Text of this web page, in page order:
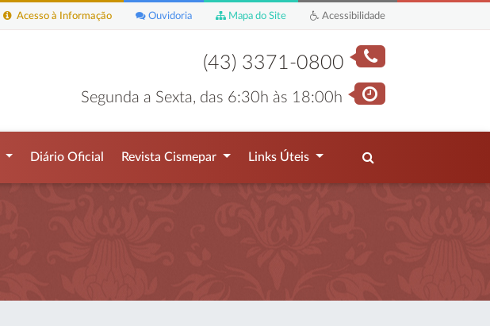
Acessibilidade
Mapa do Site
Ouvidoria
Acesso à Informação
(43) 3371-0800
Segunda a Sexta, das 6:30h às 18:00h
Diário Oficial Revista Cismepar Links Úteis